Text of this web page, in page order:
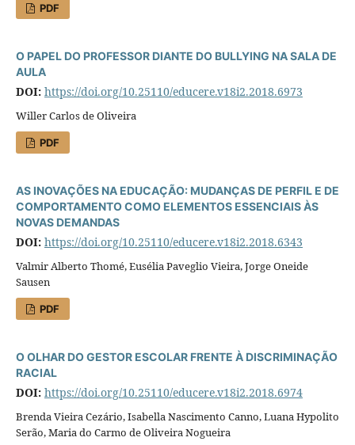
PDF
O PAPEL DO PROFESSOR DIANTE DO BULLYING NA SALA DE
AULA
DOI: https://doi.org/10.25110/educere.v18i2.2018.6973
Willer Carlos de Oliveira
PDF
AS INOVAÇÕES NA EDUCAÇÃO: MUDANÇAS DE PERFIL E DE
COMPORTAMENTO COMO ELEMENTOS ESSENCIAIS ÀS
NOVAS DEMANDAS
DOI: https://doi.org/10.25110/educere.v18i2.2018.6343
Valmir Alberto Thomé, Eusélia Paveglio Vieira, Jorge Oneide
Sausen
PDF
O OLHAR DO GESTOR ESCOLAR FRENTE À DISCRIMINAÇÃO
RACIAL
DOI: https://doi.org/10.25110/educere.v18i2.2018.6974
Brenda Vieira Cezário, Isabella Nascimento Canno, Luana Hypolito
Serão, Maria do Carmo de Oliveira Nogueira